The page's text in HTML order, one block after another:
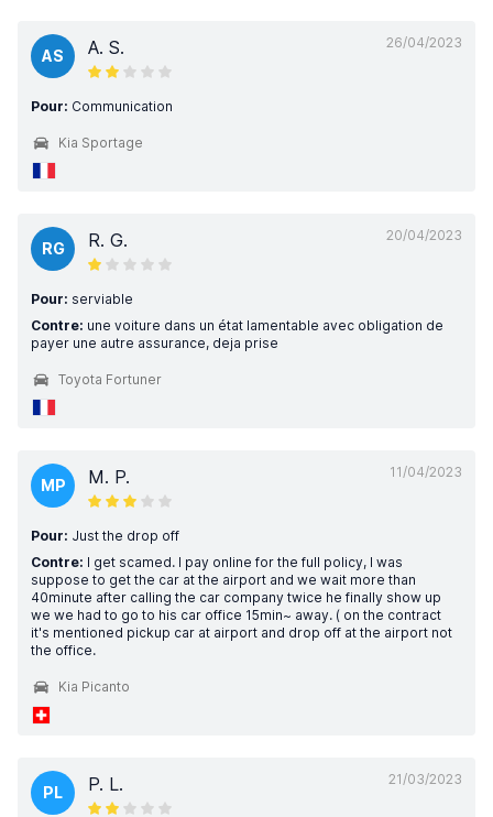
26/04/2023
AS A. S.
Pour: Communication
Kia Sportage
20/04/2023
RG R. G.
Pour: serviable
Contre: une voiture dans un état lamentable avec obligation de
payer une autre assurance, deja prise
Toyota Fortuner
11/04/2023
MP M. P.
Pour: Just the drop off
Contre: I get scamed. I pay online for the full policy, I was
suppose to get the car at the airport and we wait more than
40minute after calling the car company twice he finally show up
we we had to go to his car office 15min~ away. ( on the contract
it's mentioned pickup car at airport and drop off at the airport not
the office.
Kia Picanto
21/03/2023
PL P. L.